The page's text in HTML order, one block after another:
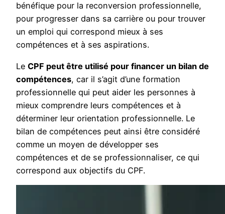
bénéfique pour la reconversion professionnelle,
pour progresser dans sa carrière ou pour trouver
un emploi qui correspond mieux à ses
compétences et à ses aspirations.
Le CPF peut être utilisé pour financer un bilan de
compétences, car il s’agit d’une formation
professionnelle qui peut aider les personnes à
mieux comprendre leurs compétences et à
déterminer leur orientation professionnelle. Le
bilan de compétences peut ainsi être considéré
comme un moyen de développer ses
compétences et de se professionnaliser, ce qui
correspond aux objectifs du CPF.